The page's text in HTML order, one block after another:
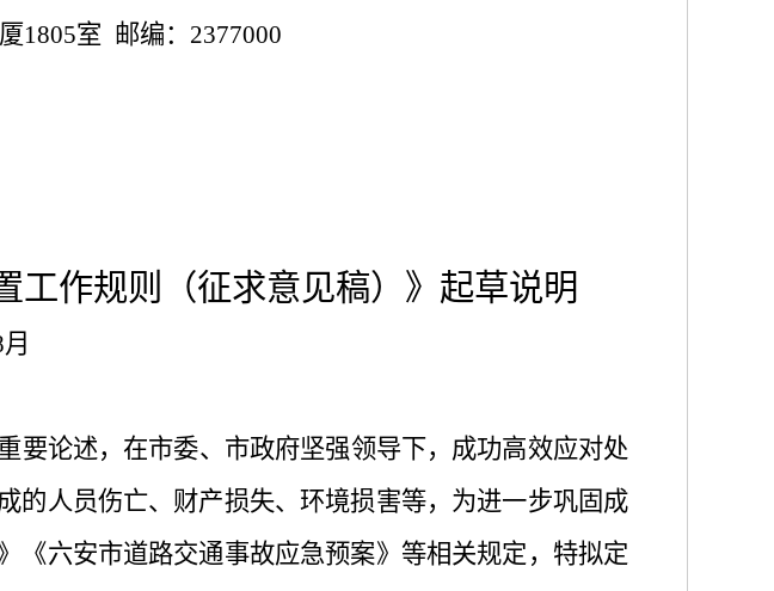
1805室 邮编：2377000
工作规则 （征求意见稿） 》 起草说明
月
要论述，在市委、市政府坚强领导下，成功高效应对处
的人员伤亡、财产损失、环境损害等， 为进一步巩固成
《六安市道路交通事故应急预案》等相关规定，特拟定